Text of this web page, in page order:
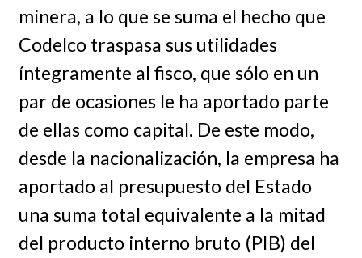
minera, a lo que se suma el hecho que
Codelco traspasa sus utilidades
íntegramente al fisco, que sólo en un
par de ocasiones le ha aportado parte
de ellas como capital. De este modo,
desde la nacionalización, la empresa ha
aportado al presupuesto del Estado
una suma total equivalente a la mitad
del producto interno bruto (PIB) del